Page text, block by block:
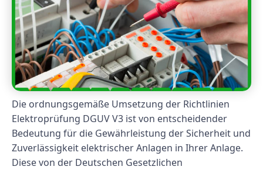
Die ordnungsgemäße Umsetzung der Richtlinien
Elektroprüfung DGUV V3 ist von entscheidender
Bedeutung für die Gewährleistung der Sicherheit und
Zuverlässigkeit elektrischer Anlagen in Ihrer Anlage.
Diese von der Deutschen Gesetzlichen